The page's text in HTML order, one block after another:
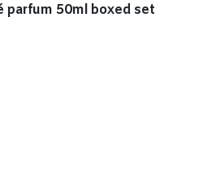
parfum 50ml boxed set